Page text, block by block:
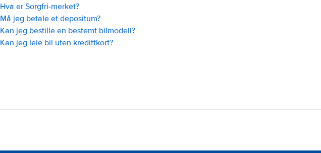
Hva er Sorgfri-merket?
Må jeg betale et depositum?
Kan jeg bestille en bestemt bilmodell?
Kan jeg leie bil uten kredittkort?